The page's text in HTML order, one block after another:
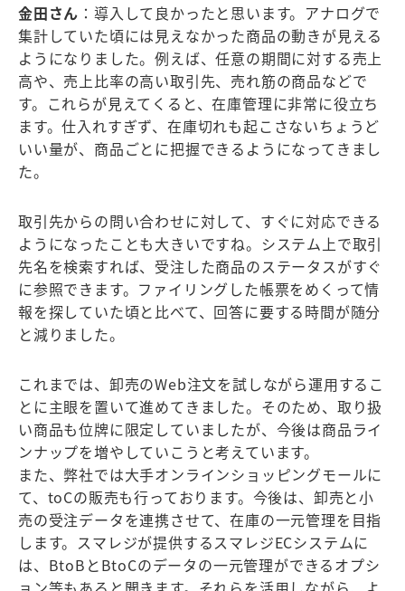
金田さん ：導入して良かったと思います。アナログで
集計していた頃には見えなかった商品の動きが見える
ようになりました。例えば、任意の期間に対する売上
高や、売上比率の高い取引先、売れ筋の商品などで
す。これらが見えてくると、在庫管理に非常に役立ち
ます。仕入れすぎず、在庫切れも起こさないちょうど
いい量が、商品ごとに把握できるようになってきまし
た。
取引先からの問い合わせに対して、すぐに対応できる
ようになったことも大きいですね。システム上で取引
先名を検索すれば、受注した商品のステータスがすぐ
に参照できます。ファイリングした帳票をめくって情
報を探していた頃と比べて、回答に要する時間が随分
と減りました。
これまでは、卸売のWeb注文を試しながら運用するこ
とに主眼を置いて進めてきました。そのため、取り扱
い商品も位牌に限定していましたが、今後は商品ライ
ンナップを増やしていこうと考えています。
また、弊社では大手オンラインショッピングモールに
て、toCの販売も行っております。今後は、卸売と小
売の受注データを連携させて、在庫の一元管理を目指
します。スマレジが提供するスマレジECシステムに
は、BtoBとBtoCのデータの一元管理ができるオプシ